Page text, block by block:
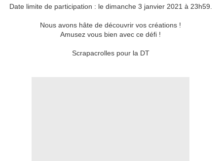
Date limite de participation : le dimanche 3 janvier 2021 à 23h59.
Nous avons hâte de découvrir vos créations !
Amusez vous bien avec ce défi !
Scrapacrolles pour la DT